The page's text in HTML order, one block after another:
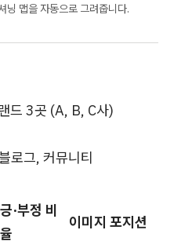
닝 맵을 자동으로 그려줍니다.
드 3곳 (A, B, C사)
로그, 커뮤니티
긍·부정 비
율
이미지 포지션